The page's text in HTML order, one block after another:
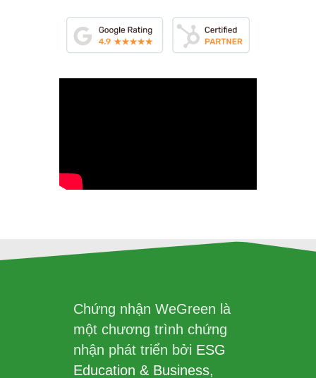
Chứng nhận WeGreen là
một chương trình chứng
nhận phát triển bởi ESG
Education & Business,